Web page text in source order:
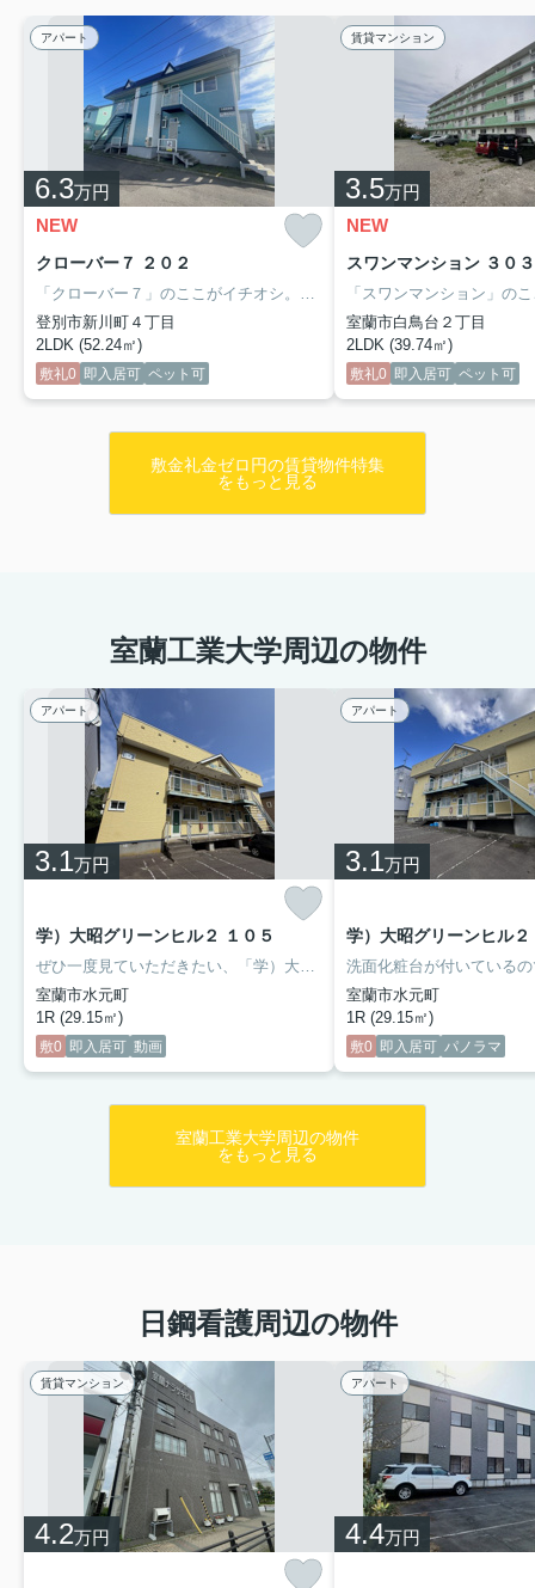
アパート
6.3万円
NEW
クローバー７ ２０２
「クローバー７」のここがイチオシ。リビングにはエアコン、キャットウォーク、キャットハウスが備え付け。
登別市新川町４丁目
2LDK (52.24㎡)
敷礼0 即入居可 ペット可
賃貸マンション
3.5万円
NEW
スワンマンション ３０３
室蘭市白鳥台２丁目
2LDK (39.74㎡)
敷礼0 即入居可 ペット可
敷金礼金ゼロ円の賃貸物件特集
をもっと見る
室蘭工業大学周辺の物件
アパート
3.1万円
学）大昭グリーンヒル２ １０５
ぜひ一度見ていただきたい、「学）大昭グリーンヒル２」です。徒歩18分の距離に室蘭市立東明中学校があるのも魅力。毎日の身支度が楽しくなる、洗面化粧台付きの物件はいかがですか。多くの方にご好評をいただいている、清潔感のある賃貸物件です。設備も充実していて住みやすい、魅力が詰まったアパートです。照明付きの物件です。
室蘭市水元町
1R (29.15㎡)
敷0 即入居可 動画
アパート
3.1万円
学）大昭グリーンヒル２
室蘭市水元町
1R (29.15㎡)
敷0 即入居可 パノラマ
室蘭工業大学周辺の物件
をもっと見る
日鋼看護周辺の物件
賃貸マンション
4.2万円
アパート
4.4万円